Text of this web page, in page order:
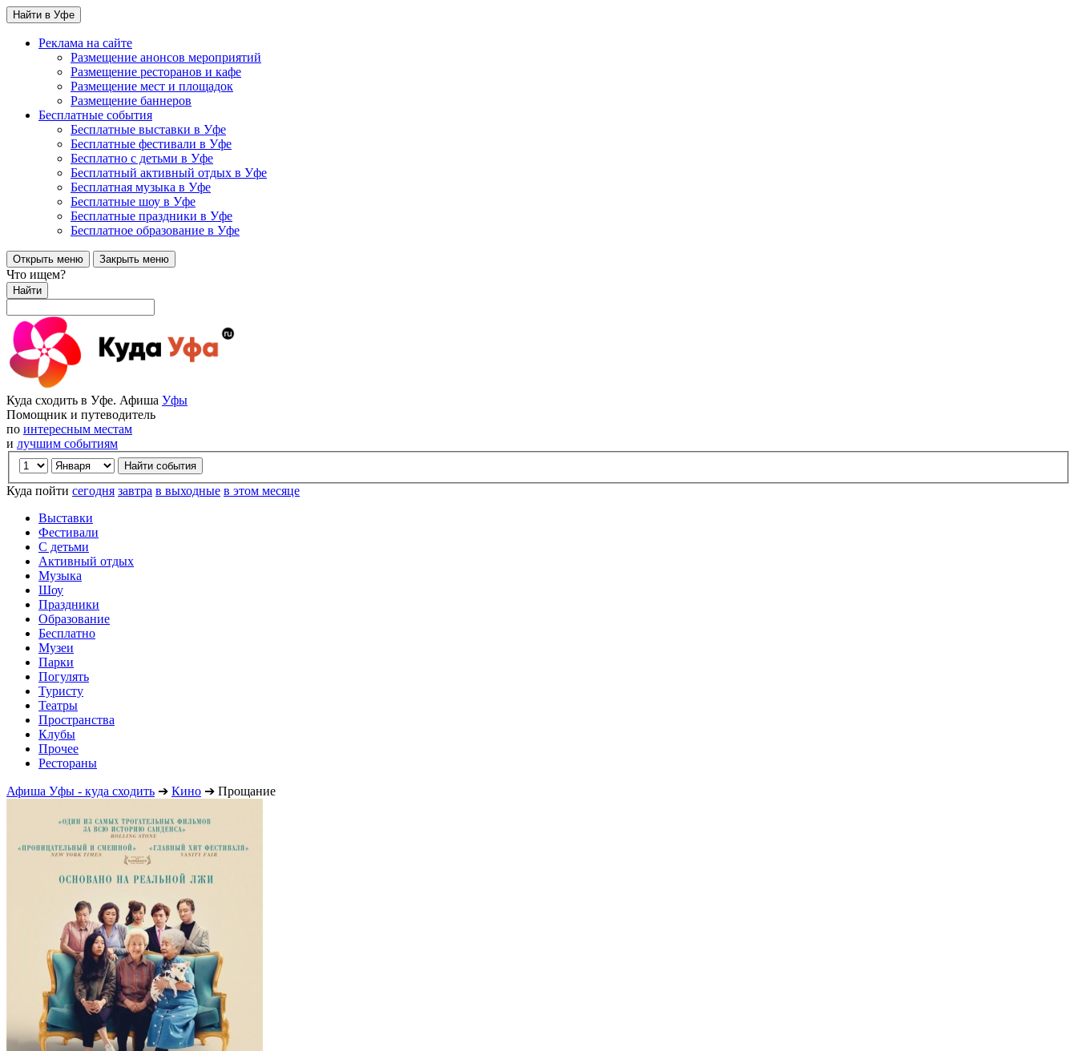
Найти в Уфе
Реклама на сайте
Размещение анонсов мероприятий
Размещение ресторанов и кафе
Размещение мест и площадок
Размещение баннеров
Бесплатные события
Бесплатные выставки в Уфе
Бесплатные фестивали в Уфе
Бесплатно с детьми в Уфе
Бесплатный активный отдых в Уфе
Бесплатная музыка в Уфе
Бесплатные шоу в Уфе
Бесплатные праздники в Уфе
Бесплатное образование в Уфе
Открыть меню Закрыть меню
Что ищем?
Найти
Куда сходить в Уфе. Афиша Уфы
Помощник и путеводитель
по интересным местам
и лучшим событиям
Куда пойти сегодня завтра в выходные в этом месяце
Выставки
Фестивали
С детьми
Активный отдых
Музыка
Шоу
Праздники
Образование
Бесплатно
Музеи
Парки
Погулять
Туристу
Театры
Пространства
Клубы
Прочее
Рестораны
Афиша Уфы - куда сходить ➔ Кино ➔ Прощание